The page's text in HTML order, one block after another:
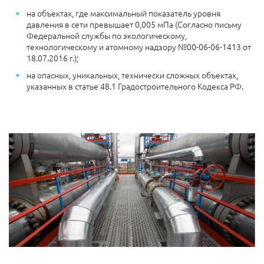
на объектах, где максимальный показатель уровня
давления в сети превышает 0,005 мПа (Согласно письму
Федеральной службы по экологическому,
технологическому и атомному надзору №00-06-06-1413 от
18.07.2016 г.);
на опасных, уникальных, технически сложных объектах,
указанных в статье 48.1 Градостроительного Кодекса РФ.